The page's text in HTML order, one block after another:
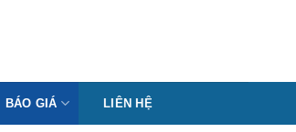
BÁO GIÁ LIÊN HỆ